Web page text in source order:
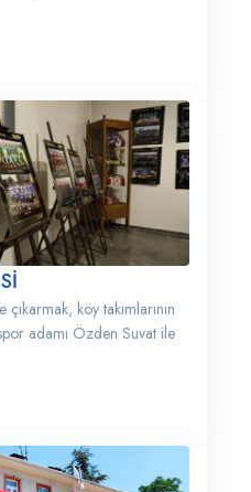
köy takımlarının
adamı Özden Suvat ile